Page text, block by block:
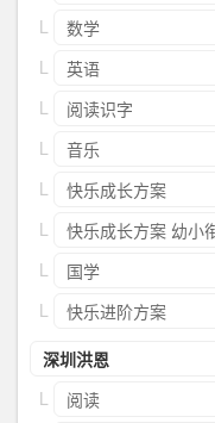
数学
英语
阅读识字
音乐
快乐成长方案
快乐成长方案 幼小
国学
快乐进阶方案
深圳洪恩
阅读